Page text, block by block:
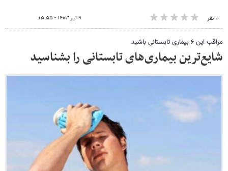
۰ نفر ۹ تیر ۱۴۰۳ - ۰۵:۵۵
مراقب این ۶ بیماری تابستانی باشید
شایع‌ترین بیماری‌های تابستانی را بشناسید